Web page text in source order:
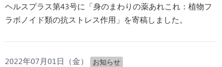
ヘルスプラス第43号に「身のまわりの薬あれこれ：植物フ
ラボノイド類の抗ストレス作用」を寄稿しました。
2022年07月01日（金） お知らせ